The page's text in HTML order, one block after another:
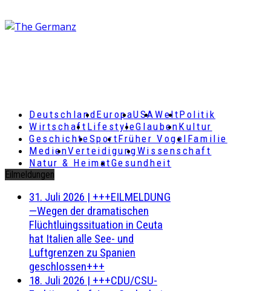
DeutschlandEuropaUSAWeltPolitik
Wirtschaft LifestyleGlaubenKultur
GeschichteSportFrüher Vogel Familie
MedienVerteidigungWissenschaft
Natur & HeimatGesundheit
Eilmeldungen
31. Juli 2026 | +++EILMELDUNG
—Wegen der dramatischen
Flüchtluingssituation in Ceuta
hat Italien alle See- und
Luftgrenzen zu Spanien
geschlossen+++
18. Juli 2026 | +++CDU/CSU-